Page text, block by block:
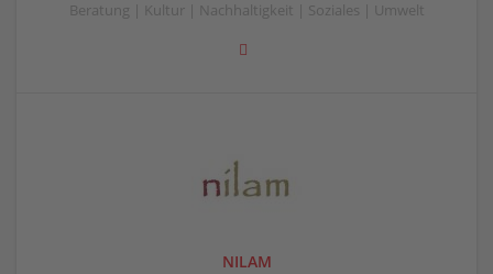
Beratung | Kultur | Nachhaltigkeit | Soziales | Umwelt
NILAM